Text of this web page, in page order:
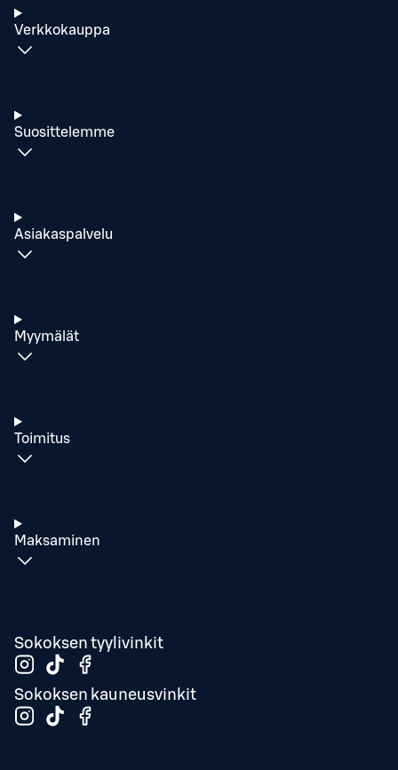
Verkkokauppa
Suosittelemme
Asiakaspalvelu
Myymälät
Toimitus
Maksaminen
Sokoksen tyylivinkit
Sokoksen kauneusvinkit